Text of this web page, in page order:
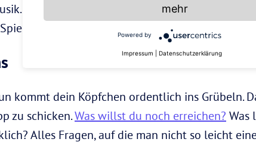
Ganz gleich, ob du deine eigenen Songs
tanzt: Dein Musik-Medley verleiht dir die
kommt dein Köpfchen ordentlich ins Grübeln.
zu schicken.Was willst du noch erreichen? Was
Alles Fragen, auf die man nicht so leicht
mehr
Powered by
Impressum Datenschutzerklärung